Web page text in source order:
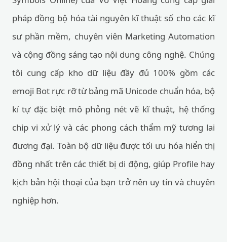
pháp đồng bộ hóa tài nguyên kĩ thuật số cho các kĩ
sư phần mềm, chuyên viên Marketing Automation
và cộng đồng sáng tạo nội dung công nghệ. Chúng
tôi cung cấp kho dữ liệu đầy đủ 100% gồm các
emoji Bot rực rỡ từ bảng mã Unicode chuẩn hóa, bộ
kí tự đặc biệt mô phỏng nét vẽ kĩ thuật, hệ thống
chip vi xử lý và các phong cách thẩm mỹ tương lai
đương đại. Toàn bộ dữ liệu được tối ưu hóa hiển thị
đồng nhất trên các thiết bị di động, giúp Profile hay
kịch bản hội thoại của bạn trở nên uy tín và chuyên
nghiệp hơn.